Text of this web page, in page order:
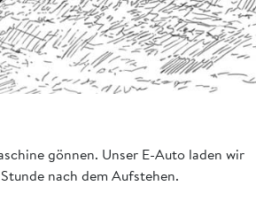
gönnen. Unser E-Auto laden wir
nach dem Aufstehen.